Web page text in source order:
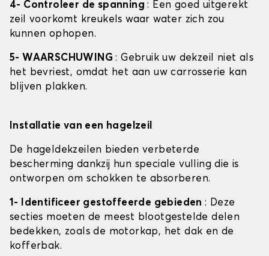
4- Controleer de spanning: Een goed uitgerekt
zeil voorkomt kreukels waar water zich zou
kunnen ophopen.
5- WAARSCHUWING: Gebruik uw dekzeil niet als
het bevriest, omdat het aan uw carrosserie kan
blijven plakken.
Installatie van een hagelzeil
De hageldekzeilen bieden verbeterde
bescherming dankzij hun speciale vulling die is
ontworpen om schokken te absorberen.
1- Identificeer gestoffeerde gebieden: Deze
secties moeten de meest blootgestelde delen
bedekken, zoals de motorkap, het dak en de
kofferbak.